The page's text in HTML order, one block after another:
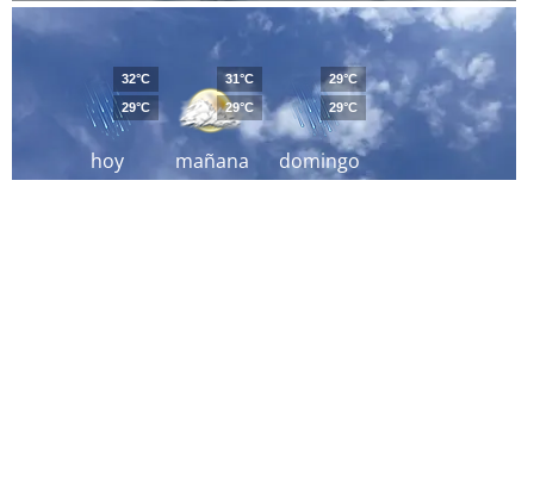
hoy
32°C
29°C
mañana
31°C
29°C
domingo
29°C
29°C